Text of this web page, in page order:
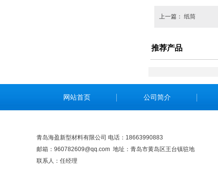
上一篇： 纸筒
推荐产品
网站首页 公司简介
青岛海盈新型材料有限公司 电话：18663990883
邮箱：960782609@qq.com 地址：青岛市黄岛区王台镇驻地
联系人：任经理